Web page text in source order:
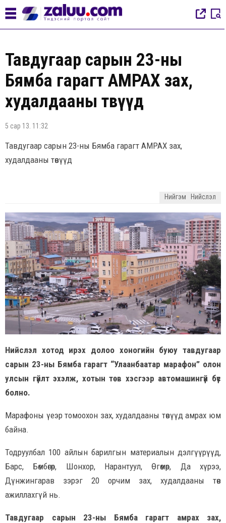
Тавдугаар сарын 23-ны
Бямба гарагт АМРАХ зах,
худалдааны төвүүд
5 сар 13. 11:32
Тавдугаар сарын 23-ны Бямба гарагт АМРАХ зах,
худалдааны төвүүд
Нийгэм Нийслэл
Нийслэл хотод ирэх долоо хоногийн буюу тавдугаар
сарын 23-ны Бямба гарагт “Улаанбаатар марафон” олон
улсын гүйлт эхэлж, хотын төв хэсгээр автомашингүй бүс
болно.
Марафоны үеэр томоохон зах, худалдааны төвүүд амрах юм
байна.
Тодруулбал 100 айлын барилгын материалын дэлгүүрүүд,
Барс, Бөмбөгөр, Шонхор, Нарантуул, Өгөөмөр, Да хүрээ,
Дүнжингарав зэрэг 20 орчим зах, худалдааны төв
ажиллахгүй нь.
Тавдугаар сарын 23-ны Бямба гарагт амрах зах,